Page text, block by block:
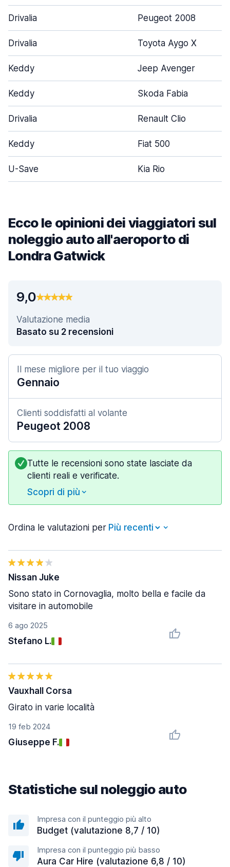
Drivalia Peugeot 2008
Drivalia Toyota Aygo X
Keddy Jeep Avenger
Keddy Skoda Fabia
Drivalia Renault Clio
Keddy Fiat 500
U-Save Kia Rio
Ecco le opinioni dei viaggiatori sul
noleggio auto all'aeroporto di
Londra Gatwick
9,0
Valutazione media
Basato su 2 recensioni
Il mese migliore per il tuo viaggio
Gennaio
Clienti soddisfatti al volante
Peugeot 2008
Tutte le recensioni sono state lasciate da
clienti reali e verificate.
Scopri di più
Ordina le valutazioni per
6 ago 2025
Stefano L.
Nissan Juke
Sono stato in Cornovaglia, molto bella e facile da
visitare in automobile
19 feb 2024
Giuseppe F.
Vauxhall Corsa
Girato in varie località
Statistiche sul noleggio auto
Impresa con il punteggio più alto
Budget (valutazione 8,7 / 10)
Impresa con il punteggio più basso
Aura Car Hire (valutazione 6,8 / 10)